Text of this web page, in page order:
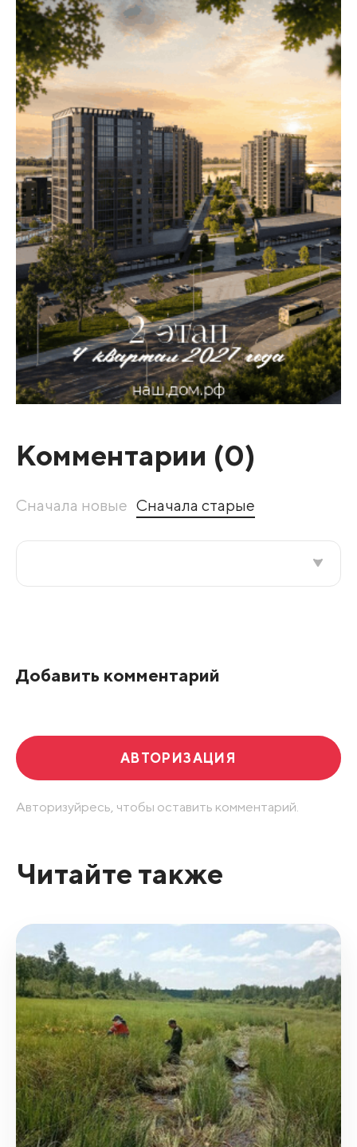
Комментарии (0)
Сначала новые Сначала старые
Добавить комментарий
АВТОРИЗАЦИЯ
Авторизуйресь, чтобы оставить комментарий.
Читайте также